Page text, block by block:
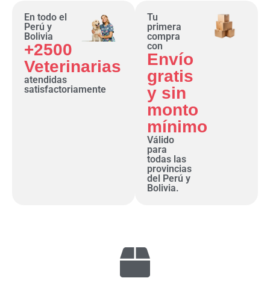
En todo el
Perú y
Bolivia
+2500
Veterinarias
atendidas
satisfactoriamente
Tu
primera
compra
con
Envío
gratis
y sin
monto
mínimo
Válido
para
todas las
provincias
del Perú y
Bolivia.